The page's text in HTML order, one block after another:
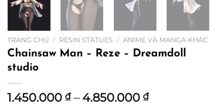
TRANG CHỦ / RESIN STATUES / ANIME VÀ MANGA KHÁC
Chainsaw Man – Reze – Dreamdoll
studio
1.450.000 ₫ – 4.850.000 ₫Khoảng